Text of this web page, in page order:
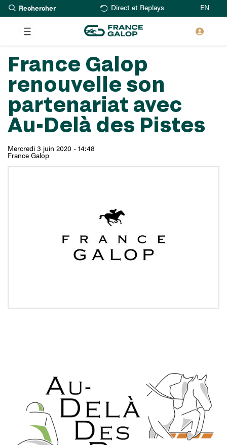
Aller
au
contenu
principal
Rechercher Direct et Replays EN
France Galop
renouvelle son
partenariat avec
Au-Delà des Pistes
Mercredi 3 juin 2020 - 14:48
France Galop